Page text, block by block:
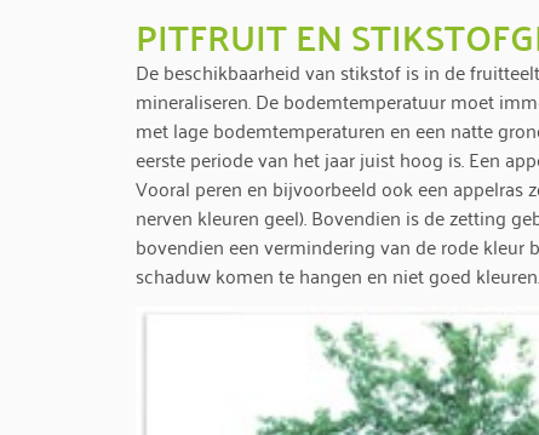
PITFRUIT EN
De beschikbaarheid van stikstof is in de
mineraliseren. De bodemtemperatuur moet
met lage bodemtemperaturen en een natte
eerste periode van het jaar juist hoog is. Een
Vooral peren en bijvoorbeeld ook een appelras
nerven kleuren geel). Bovendien is de zetting
bovendien een vermindering van de rode
schaduw komen te hangen en niet goed kleuren.